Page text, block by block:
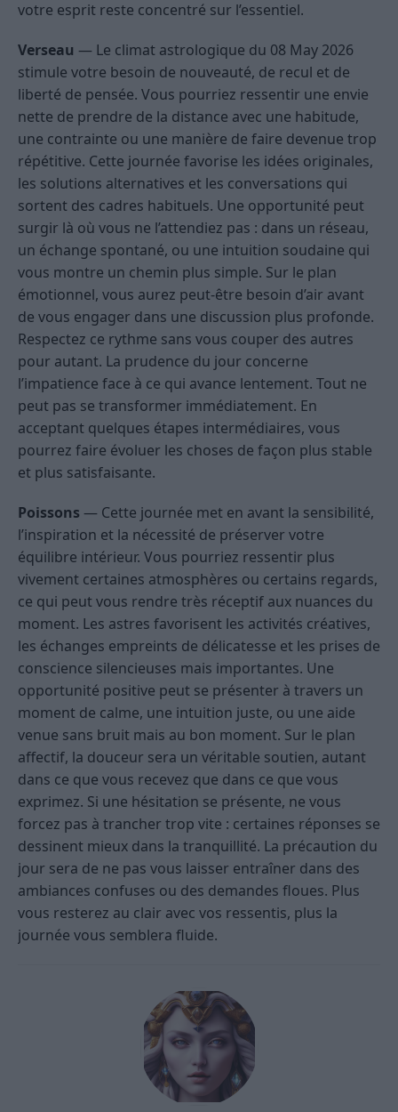
votre esprit reste concentré sur l’essentiel.
Verseau — Le climat astrologique du 08 May 2026
stimule votre besoin de nouveauté, de recul et de
liberté de pensée. Vous pourriez ressentir une envie
nette de prendre de la distance avec une habitude,
une contrainte ou une manière de faire devenue trop
répétitive. Cette journée favorise les idées originales,
les solutions alternatives et les conversations qui
sortent des cadres habituels. Une opportunité peut
surgir là où vous ne l’attendiez pas : dans un réseau,
un échange spontané, ou une intuition soudaine qui
vous montre un chemin plus simple. Sur le plan
émotionnel, vous aurez peut-être besoin d’air avant
de vous engager dans une discussion plus profonde.
Respectez ce rythme sans vous couper des autres
pour autant. La prudence du jour concerne
l’impatience face à ce qui avance lentement. Tout ne
peut pas se transformer immédiatement. En
acceptant quelques étapes intermédiaires, vous
pourrez faire évoluer les choses de façon plus stable
et plus satisfaisante.
Poissons — Cette journée met en avant la sensibilité,
l’inspiration et la nécessité de préserver votre
équilibre intérieur. Vous pourriez ressentir plus
vivement certaines atmosphères ou certains regards,
ce qui peut vous rendre très réceptif aux nuances du
moment. Les astres favorisent les activités créatives,
les échanges empreints de délicatesse et les prises de
conscience silencieuses mais importantes. Une
opportunité positive peut se présenter à travers un
moment de calme, une intuition juste, ou une aide
venue sans bruit mais au bon moment. Sur le plan
affectif, la douceur sera un véritable soutien, autant
dans ce que vous recevez que dans ce que vous
exprimez. Si une hésitation se présente, ne vous
forcez pas à trancher trop vite : certaines réponses se
dessinent mieux dans la tranquillité. La précaution du
jour sera de ne pas vous laisser entraîner dans des
ambiances confuses ou des demandes floues. Plus
vous resterez au clair avec vos ressentis, plus la
journée vous semblera fluide.